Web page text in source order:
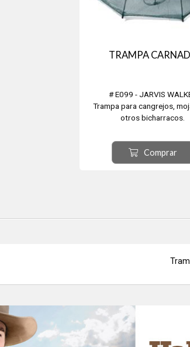
TRAMPA
# E099 - JARVIS
Trampa para cangrejos,
otros bicharracos.
95cm.
Carnada Asegurada.
Comprar